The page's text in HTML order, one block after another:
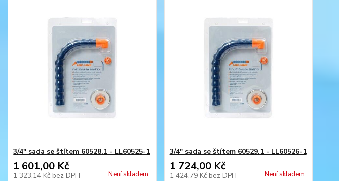
3/4" sada se štítem 60528.1 - LL60525-1
1 601,00 Kč
1 323,14 Kč bez DPH Není skladem
3/4" sada se štítem 60529.1 - LL60526-1
1 724,00 Kč
1 424,79 Kč bez DPH Není skladem